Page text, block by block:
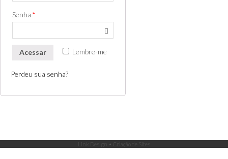
Senha *
Lembre-me
Acessar
Perdeu sua senha?
Link Design • Criação de Sites